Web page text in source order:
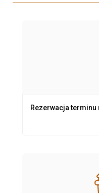
Rezerwacja